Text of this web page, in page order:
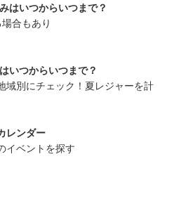
はいつからいつまで？
合もあり
いつからいつまで？
域別にチェック！夏レジャーを計
レンダー
イベントを探す